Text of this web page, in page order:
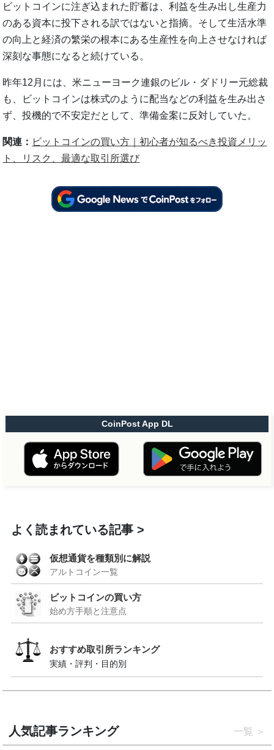
ビットコインに注ぎ込まれた貯蓄は、利益を生み出し生産力
のある資本に投下される訳ではないと指摘。そして生活水準
の向上と経済の繁栄の根本にある生産性を向上させなければ
深刻な事態になると続けている。
昨年12月には、米ニューヨーク連銀のビル・ダドリー元総裁
も、ビットコインは株式のように配当などの利益を生み出さ
ず、投機的で不安定だとして、準備金案に反対していた。
関連： ビットコインの買い方｜初心者が知るべき投資メリッ
ト、リスク、最適な取引所選び
CoinPost App DL
よく読まれている記事
仮想通貨を種類別に解説
アルトコイン一覧
ビットコインの買い方
始め方手順と注意点
おすすめ取引所ランキング
実績・評判・目的別
人気記事ランキング 一覧